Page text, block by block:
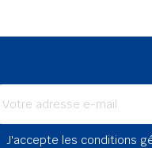
J'accepte les conditions